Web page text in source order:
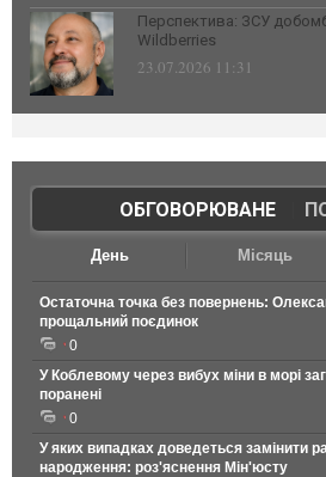
Перспектива: ЗСУ
Wildberries
23.07.2026 11:31
ОБГОВОРЮВАНЕ|
День Місяць
Остаточна точка без повернень:
прощальний поєдинок
0
У Коблевому через вибух міни в морі
поранені
0
У яких випадках доведеться замінити
народження: роз'яснення Мін'юсту